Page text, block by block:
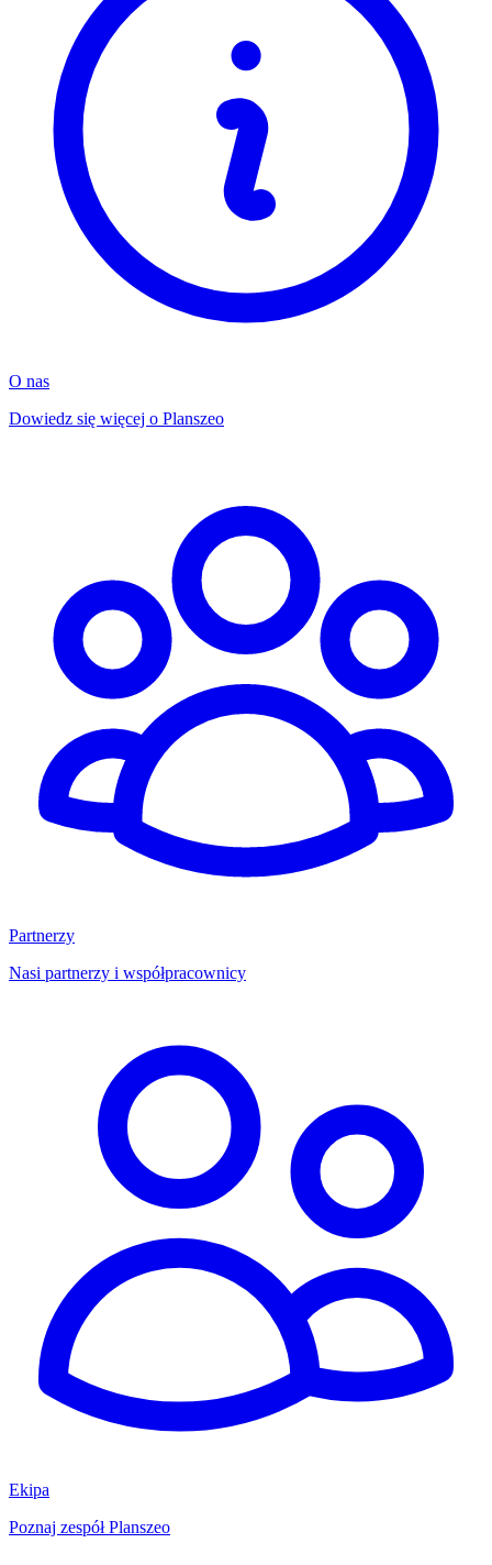
O nas
Dowiedz się więcej o Planszeo
Partnerzy
Nasi partnerzy i współpracownicy
Ekipa
Poznaj zespół Planszeo